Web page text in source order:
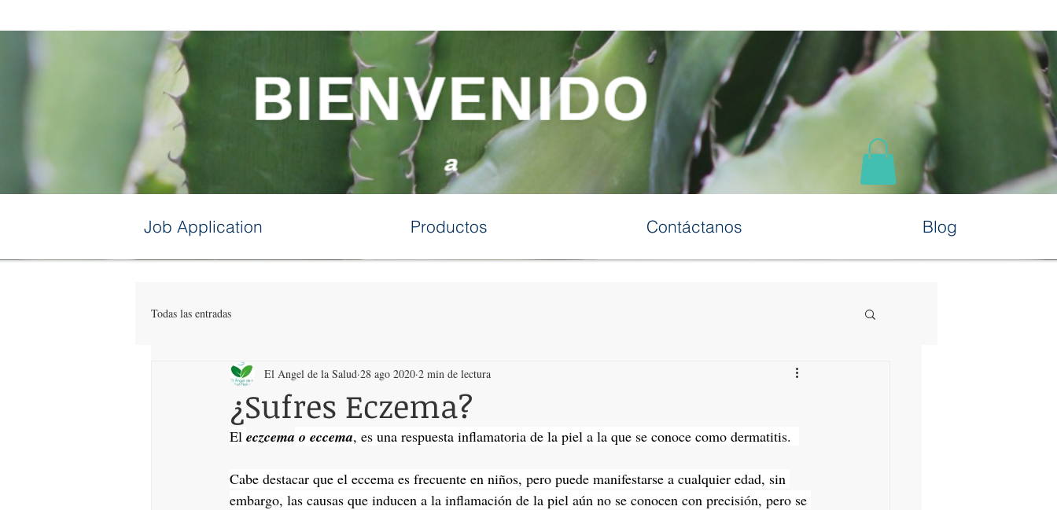
Job Application Productos Contáctanos Blog
Todas las entradas
¿Sufres Eczema?
El Angel de la Salud 28 ago 2020 2 min de lectura
El eczcema o eccema, es una respuesta inflamatoria de la piel a la que se conoce como dermatitis.
Cabe destacar que el eccema es frecuente en niños, pero puede manifestarse a cualquier edad, sin
embargo, las causas que inducen a la inflamación de la piel aún no se conocen con precisión, pero se